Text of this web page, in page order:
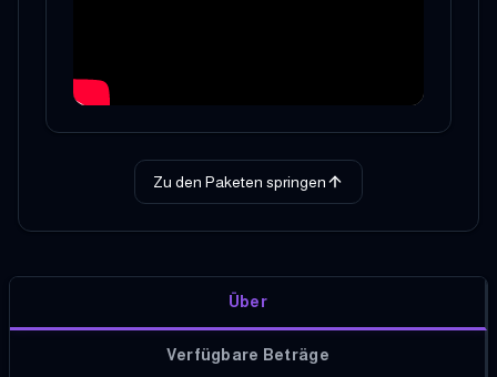
Zu den Paketen springen
Über
Verfügbare Beträge